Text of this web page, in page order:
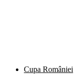
Cupa României